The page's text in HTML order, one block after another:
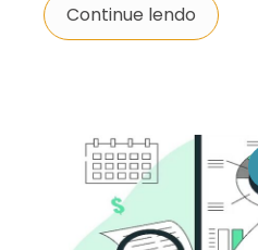
Continue lendo